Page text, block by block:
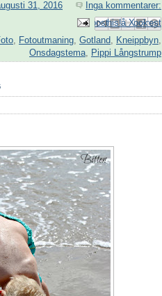
31, 2016
Inga kommentarer:
Skicka med e-post
BlogThis!
Dela på X
Dela på Facebook
Dela på Pinterest
Fotoutmaning Gotland Kneippbyn
Onsdagstema
Pippi Långstrump